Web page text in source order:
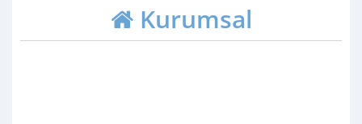
Kurumsal